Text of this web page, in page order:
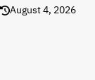
August 4, 2026